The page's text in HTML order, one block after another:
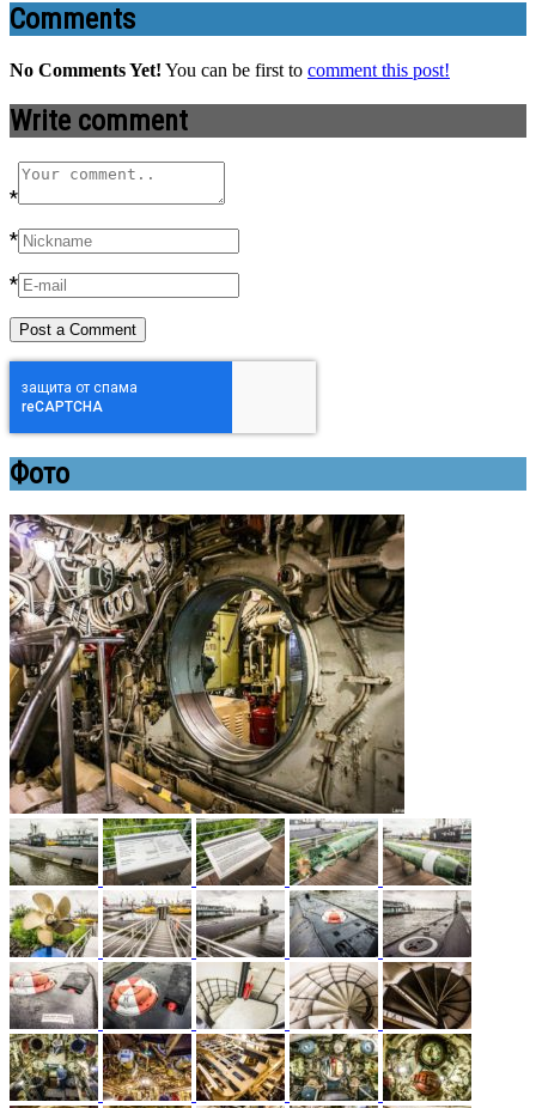
Comments
No Comments Yet! You can be first to comment this post!
Write comment
*
*
*
Фото